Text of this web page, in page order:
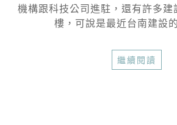
機構跟科技公司進駐，還有許多建
樓，可說是最近台南建設
繼續閱讀